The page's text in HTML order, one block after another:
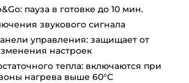
пауза в готовке до 10 мин.
звукового сигнала
управления: защищает от
настроек
тепла: включаются при
нагрева выше 60°С